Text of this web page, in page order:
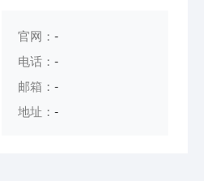
官网： -
电话： -
邮箱： -
地址： -